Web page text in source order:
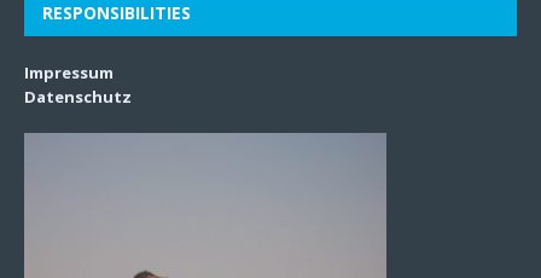
RESPONSIBILITIES
Impressum
Datenschutz